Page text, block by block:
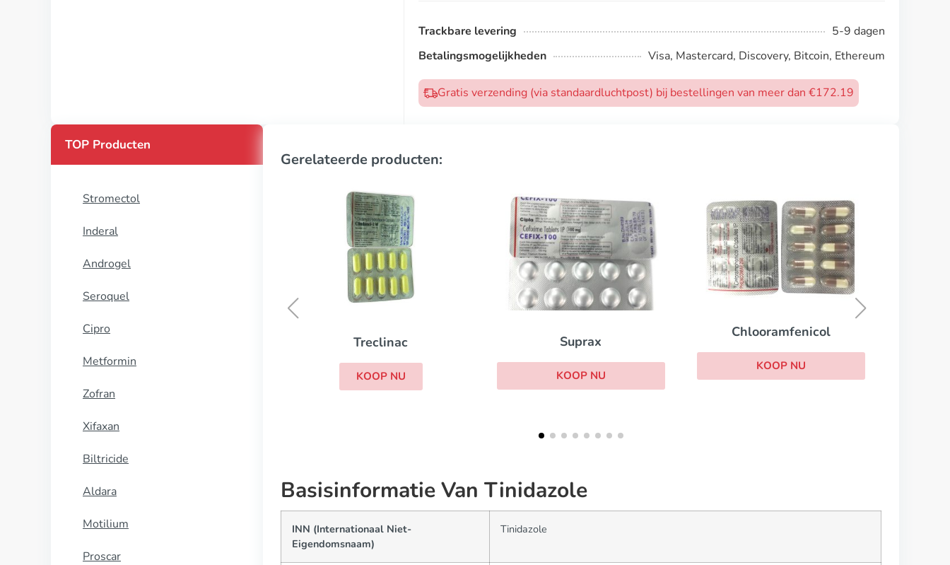
Trackbare levering
5-9 dagen
Betalingsmogelijkheden
Visa, Mastercard, Discovery, Bitcoin, Ethereum
Gratis verzending (via standaardluchtpost) bij bestellingen van meer dan €172.19
TOP Producten
Stromectol
Inderal
Androgel
Seroquel
Cipro
Metformin
Zofran
Xifaxan
Biltricide
Aldara
Motilium
Proscar
Gerelateerde producten:
Suprax
KOOP NU
KOOP NU
Bactrim
Basisinformatie Van Tinidazole
INN (Internationaal Niet-
Eigendomsnaam)
Tinidazole